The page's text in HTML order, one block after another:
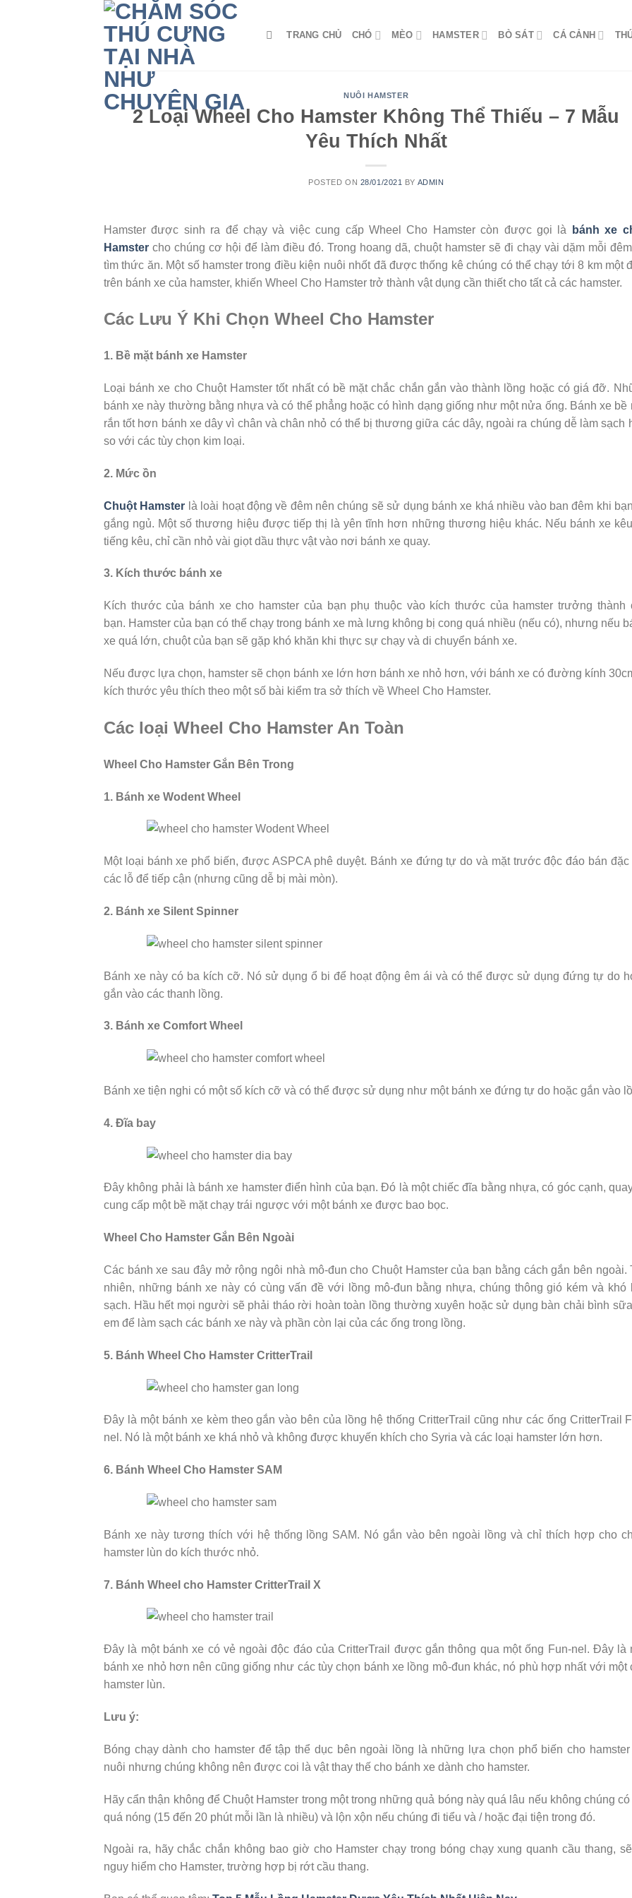
TRANG CHỦ CHÓ MÈO HAMSTER BÒ SÁT CÁ CẢNH
NUÔI HAMSTER
2 Loại Wheel Cho Hamster Không Thể Thiếu – 7 Mẫu
Yêu Thích Nhất
POSTED ON 28/01/2021 BY ADMIN
Hamster được sinh ra để chạy và việc cung cấp Wheel Cho Hamster còn được gọi là
bánh xe
Hamster cho chúng cơ hội để làm điều đó. Trong hoang dã, chuột hamster sẽ đi chạy vài dặm mỗi
tìm thức ăn. Một số hamster trong điều kiện nuôi nhốt đã được thống kê chúng có thể chạy tới 8 km một
trên bánh xe của hamster, khiến Wheel Cho Hamster trở thành vật dụng cần thiết cho tất cả các hamster.
Các Lưu Ý Khi Chọn Wheel Cho Hamster
1. Bề mặt bánh xe Hamster
Loại bánh xe cho Chuột Hamster tốt nhất có bề mặt chắc chắn gắn vào thành lồng hoặc có giá đỡ.
bánh xe này thường bằng nhựa và có thể phẳng hoặc có hình dạng giống như một nửa ống. Bánh xe bề
rắn tốt hơn bánh xe dây vì chân và chân nhỏ có thể bị thương giữa các dây, ngoài ra chúng dễ làm sạch
so với các tùy chọn kim loại.
2. Mức ồn
Chuột Hamster là loài hoạt động về đêm nên chúng sẽ sử dụng bánh xe khá nhiều vào ban đêm khi
gắng ngủ. Một số thương hiệu được tiếp thị là yên tĩnh hơn những thương hiệu khác. Nếu bánh xe
tiếng kêu, chỉ cần nhỏ vài giọt dầu thực vật vào nơi bánh xe quay.
3. Kích thước bánh xe
Kích thước của bánh xe cho hamster của bạn phụ thuộc vào kích thước của hamster trưởng thành
bạn. Hamster của bạn có thể chạy trong bánh xe mà lưng không bị cong quá nhiều (nếu có), nhưng nếu
xe quá lớn, chuột của bạn sẽ gặp khó khăn khi thực sự chạy và di chuyển bánh xe.
Nếu được lựa chọn, hamster sẽ chọn bánh xe lớn hơn bánh xe nhỏ hơn, với bánh xe có đường kính
kích thước yêu thích theo một số bài kiểm tra sở thích về Wheel Cho Hamster.
Các loại Wheel Cho Hamster An Toàn
Wheel Cho Hamster Gắn Bên Trong
1. Bánh xe Wodent Wheel
Một loại bánh xe phổ biến, được ASPCA phê duyệt. Bánh xe đứng tự do và mặt trước độc đáo bán
các lỗ để tiếp cận (nhưng cũng dễ bị mài mòn).
2. Bánh xe Silent Spinner
Bánh xe này có ba kích cỡ. Nó sử dụng ổ bi để hoạt động êm ái và có thể được sử dụng đứng tự do
gắn vào các thanh lồng.
3. Bánh xe Comfort Wheel
Bánh xe tiện nghi có một số kích cỡ và có thể được sử dụng như một bánh xe đứng tự do hoặc gắn vào
4. Đĩa bay
Đây không phải là bánh xe hamster điển hình của bạn. Đó là một chiếc đĩa bằng nhựa, có góc cạnh,
cung cấp một bề mặt chạy trái ngược với một bánh xe được bao bọc.
Wheel Cho Hamster Gắn Bên Ngoài
Các bánh xe sau đây mở rộng ngôi nhà mô-đun cho Chuột Hamster của bạn bằng cách gắn bên ngoài.
nhiên, những bánh xe này có cùng vấn đề với lồng mô-đun bằng nhựa, chúng thông gió kém và khó
sạch. Hầu hết mọi người sẽ phải tháo rời hoàn toàn lồng thường xuyên hoặc sử dụng bàn chải bình
em để làm sạch các bánh xe này và phần còn lại của các ống trong lồng.
5. Bánh Wheel Cho Hamster CritterTrail
Đây là một bánh xe kèm theo gắn vào bên của lồng hệ thống CritterTrail cũng như các ống CritterTrail
nel. Nó là một bánh xe khá nhỏ và không được khuyến khích cho Syria và các loại hamster lớn hơn.
6. Bánh Wheel Cho Hamster SAM
Bánh xe này tương thích với hệ thống lồng SAM. Nó gắn vào bên ngoài lồng và chỉ thích hợp cho
hamster lùn do kích thước nhỏ.
7. Bánh Wheel cho Hamster CritterTrail X
Đây là một bánh xe có vẻ ngoài độc đáo của CritterTrail được gắn thông qua một ống Fun-nel. Đây là
bánh xe nhỏ hơn nên cũng giống như các tùy chọn bánh xe lồng mô-đun khác, nó phù hợp nhất với một
hamster lùn.
Lưu ý:
Bóng chạy dành cho hamster để tập thể dục bên ngoài lồng là những lựa chọn phổ biến cho hamster
nuôi nhưng chúng không nên được coi là vật thay thế cho bánh xe dành cho hamster.
Hãy cẩn thận không để Chuột Hamster trong một trong những quả bóng này quá lâu nếu không chúng có
quá nóng (15 đến 20 phút mỗi lần là nhiều) và lộn xộn nếu chúng đi tiểu và / hoặc đại tiện trong đó.
Ngoài ra, hãy chắc chắn không bao giờ cho Hamster chạy trong bóng chạy xung quanh cầu thang,
nguy hiểm cho Hamster, trường hợp bị rớt cầu thang.